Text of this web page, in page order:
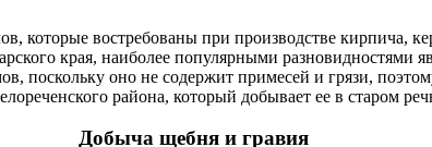
которые востребованы при производстве кирпича,
края, наиболее популярными разновидностями
поскольку оно не содержит примесей и грязи,
района, который добывает ее в старом
Добыча щебня и гравия